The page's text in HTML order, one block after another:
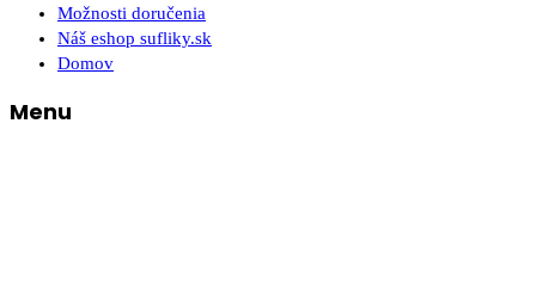
Možnosti doručenia
Náš eshop sufliky.sk
Domov
Menu